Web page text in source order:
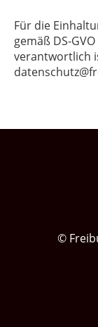
Für die
gemäß DS-
verantwortlich
©